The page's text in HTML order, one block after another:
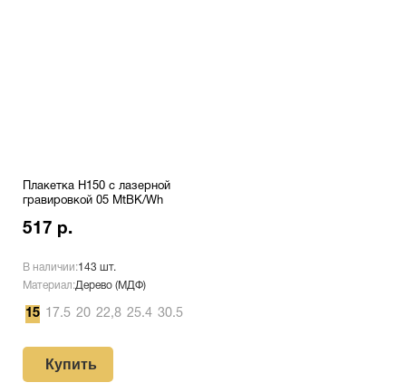
Плакетка H150 с лазерной
гравировкой 05 MtBK/Wh
517 р.
В наличии:143 шт.
Материал:Дерево (МДФ)
15 17.5 20 22,8 25.4 30.5
Купить